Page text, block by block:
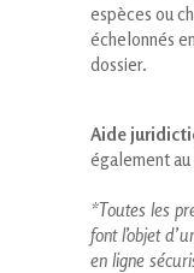
espèces ou
échelonnés
dossier.
Aide
également
*Toutes les
font l’objet
en ligne